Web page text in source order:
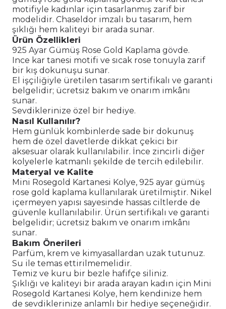
motifiyle kadınlar için tasarlanmış zarif bir
modelidir. Chaseldor imzalı bu tasarım, hem
şıklığı hem kaliteyi bir arada sunar.
Ürün Özellikleri
925 Ayar Gümüş Rose Gold Kaplama gövde.
Ince kar tanesi motifi ve sıcak rose tonuyla zarif
bir kış dokunuşu sunar.
El işçiliğiyle üretilen tasarım sertifikalı ve garanti
belgelidir; ücretsiz bakım ve onarım imkânı
sunar.
Sevdiklerinize özel bir hediye.
Nasıl Kullanılır?
Hem günlük kombinlerde sade bir dokunuş
hem de özel davetlerde dikkat çekici bir
aksesuar olarak kullanılabilir. İnce zincirli diğer
kolyelerle katmanlı şekilde de tercih edilebilir.
Materyal ve Kalite
Mini Rosegold Kartanesi Kolye, 925 ayar gümüş
rose gold kaplama kullanılarak üretilmiştir. Nikel
içermeyen yapısı sayesinde hassas ciltlerde de
güvenle kullanılabilir. Ürün sertifikalı ve garanti
belgelidir; ücretsiz bakım ve onarım imkânı
sunar.
Bakım Önerileri
Parfüm, krem ve kimyasallardan uzak tutunuz.
Su ile temas ettirilmemelidir.
Temiz ve kuru bir bezle hafifçe siliniz.
Şıklığı ve kaliteyi bir arada arayan kadın için Mini
Rosegold Kartanesi Kolye, hem kendinize hem
de sevdiklerinize anlamlı bir hediye seçeneğidir.